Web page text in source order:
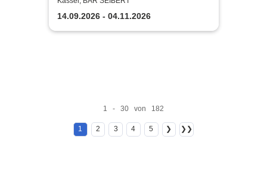
14.09.2026 - 04.11.2026
1 - 30 von 182
1 2 3 4 5 ❯ ❯❯